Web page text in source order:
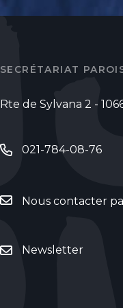
SECRÉTARIAT
Rte de Sylvana 2 -
021-784-08-76
Nous contacter
Newsletter